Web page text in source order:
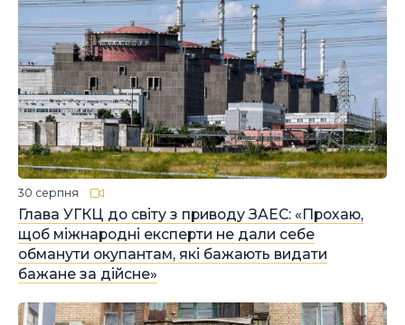
Глава УГКЦ до світу з приводу ЗАЕС: «Прохаю,
щоб міжнародні експерти не дали себе
обманути окупантам, які бажають видати
бажане за дійсне»
30 серпня